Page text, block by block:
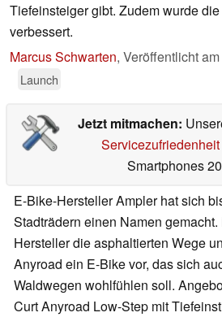
Tiefeinsteiger gibt. Zudem wurde
verbessert.
Marcus Schwarten, Veröffentlicht am
Launch
Jetzt mitmachen:
Servicezufriedenheit
Smartphones
E-Bike-Hersteller Ampler hat sich
Stadträdern einen Namen
Hersteller die asphaltierten Wege
Anyroad ein E-Bike vor, das sich
Waldwegen wohlfühlen soll.
Curt Anyroad Low-Step mit